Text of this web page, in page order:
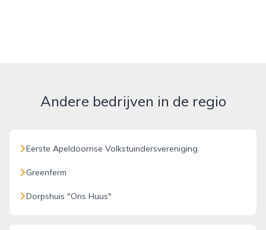
Andere bedrijven in de regio
Eerste Apeldoornse Volkstuindersvereniging
Greenferm
Dorpshuis "Ons Huus"